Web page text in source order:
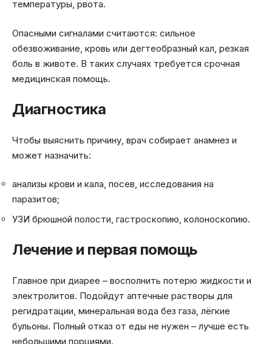
температуры, рвота.
Опасными сигналами считаются: сильное
обезвоживание, кровь или дегтеобразный кал, резкая
боль в животе. В таких случаях требуется срочная
медицинская помощь.
Диагностика
Чтобы выяснить причину, врач собирает анамнез и
может назначить:
анализы крови и кала, посев, исследования на
паразитов;
УЗИ брюшной полости, гастроскопию, колоноскопию.
Лечение и первая помощь
Главное при диарее – восполнить потерю жидкости и
электролитов. Подойдут аптечные растворы для
регидратации, минеральная вода без газа, лёгкие
бульоны. Полный отказ от еды не нужен – лучше есть
небольшими порциями.